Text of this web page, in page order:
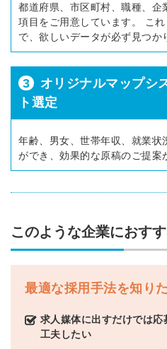
都道府県、市区町村、職種、企
項目をご用意しています。 こ
で、欲しいデータが必ず見つか
3
オリジナルマップシ
ト選定
年齢、男女、世帯年収、就業状
ができ、効果的な原稿のご提案
このような企業におすす
最適な採用手法を知り
求人媒体に出すだけでは
工夫したい